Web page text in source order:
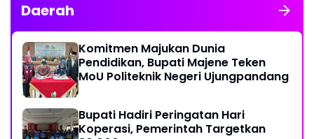
Daerah
Komitmen Majukan Dunia
Pendidikan, Bupati Majene Teken
MoU Politeknik Negeri Ujungpandang
Bupati Hadiri Peringatan Hari
Koperasi, Pemerintah Targetkan